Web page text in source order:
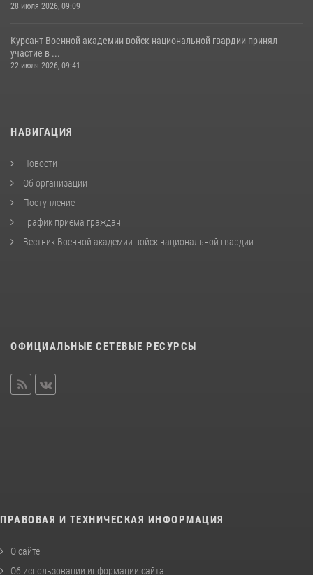
28 июля 2026, 09:09
Курсант Военной академии войск национальной гвардии принял
участие в ...
22 июля 2026, 09:41
НАВИГАЦИЯ
Новости
Об организации
Поступление
График приема граждан
Вестник Военной академии войск национальной гвардии
ОФИЦИАЛЬНЫЕ СЕТЕВЫЕ РЕСУРСЫ
ПРАВОВАЯ И ТЕХНИЧЕСКАЯ ИНФОРМАЦИЯ
О сайте
Об использовании информации сайта